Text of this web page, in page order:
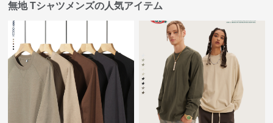
無地 Tシャツメンズの人気アイテム